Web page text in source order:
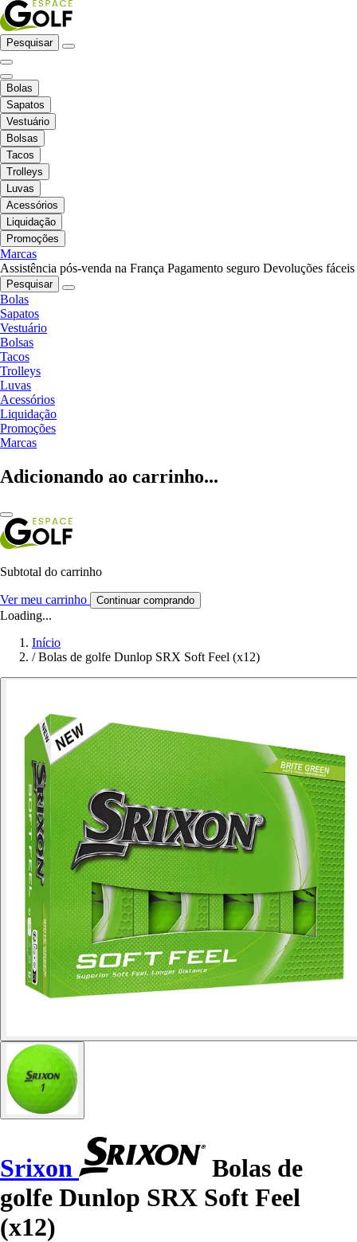
Pesquisar
Bolas
Sapatos
Vestuário
Bolsas
Tacos
Trolleys
Luvas
Acessórios
Liquidação
Promoções
Marcas
Assistência pós-venda na França Pagamento seguro Devoluções fáceis
Pesquisar
Bolas
Sapatos
Vestuário
Bolsas
Tacos
Trolleys
Luvas
Acessórios
Liquidação
Promoções
Marcas
Adicionando ao carrinho...
Subtotal do carrinho
Ver meu carrinho Continuar comprando
Loading...
Início
/ Bolas de golfe Dunlop SRX Soft Feel (x12)
Srixon
Bolas de
golfe Dunlop SRX Soft Feel
(x12)